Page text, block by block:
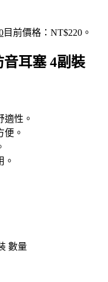
目前價格：NT$220。
音耳塞 4副裝
適性。
便。
。
數量